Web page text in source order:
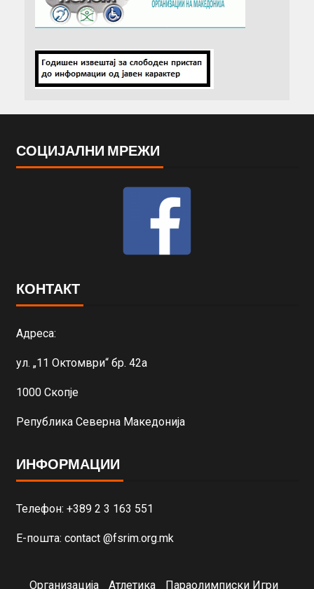
СОЦИЈАЛНИ МРЕЖИ
КОНТАКТ
Адреса:
ул. „11 Октомври“ бр. 42а
1000 Скопје
Република Северна Македонија
ИНФОРМАЦИИ
Телефон: +389 2 3 163 551
Е-пошта: contact @fsrim.org.mk
Организација Атлетика Параолимписки Игри